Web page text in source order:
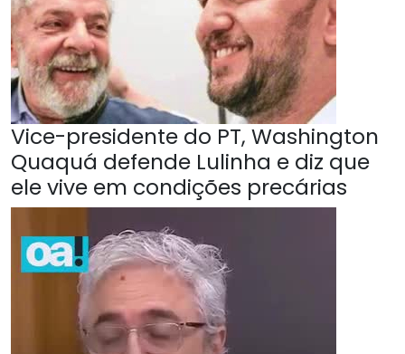
Vice-presidente do PT, Washington
Quaquá defende Lulinha e diz que
ele vive em condições precárias